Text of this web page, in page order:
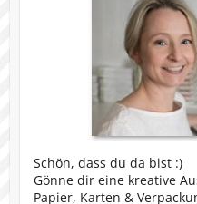
Schön, dass du da bist :)
Gönne dir eine kreative
Papier, Karten &